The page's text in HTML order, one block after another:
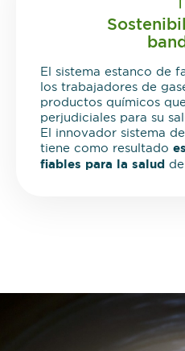
El sistema estanco de
los trabajadores de
productos químicos
perjudiciales para su
El innovador sistema
tiene como resultado
fiables para la salud